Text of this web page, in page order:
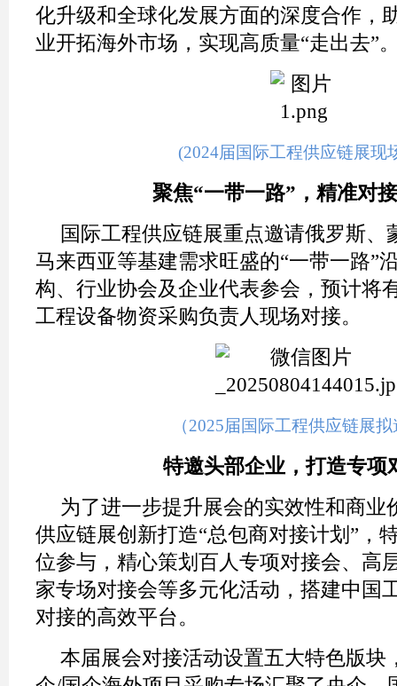
化升级和全球化发展方面的深度合作，
业开拓海外市场，实现高质量“走出去”
(2024届国际工程供应链展现
聚焦“一带一路”，精准对
国际工程供应链展重点邀请俄罗斯、
马来西亚等基建需求旺盛的“一带一路”
构、行业协会及企业代表参会，预计将
工程设备物资采购负责人现场对接。
（2025届国际工程供应链展
特邀头部企业，打造专项
为了进一步提升展会的实效性和商业
供应链展创新打造“总包商对接计划”，
位参与，精心策划百人专项对接会、高
家专场对接会等多元化活动，搭建中国
对接的高效平台。
本届展会对接活动设置五大特色版块